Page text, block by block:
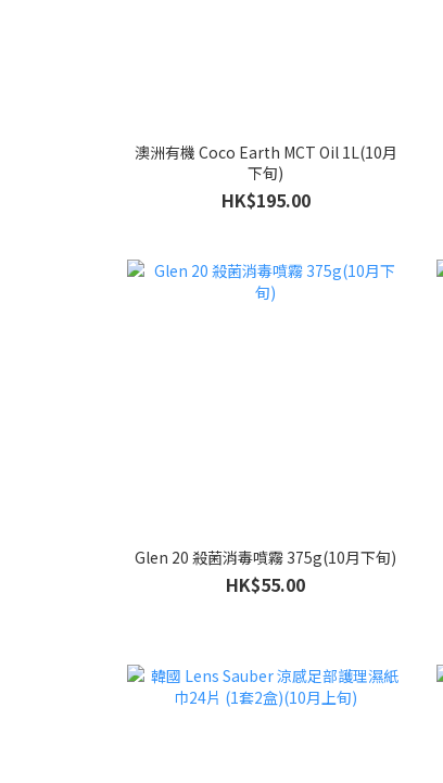
澳洲有機 Coco Earth MCT Oil 1L(10月
下旬)
HK$195.00
Glen 20 殺菌消毒噴霧 375g(10月下旬)
HK$55.00